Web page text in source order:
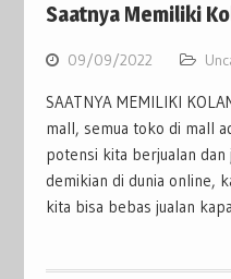
Saatnya Memiliki
09/09/2022
SAATNYA MEMILIKI
mall, semua toko di mall
potensi kita berjualan dan
demikian di dunia online,
kita bisa bebas jualan